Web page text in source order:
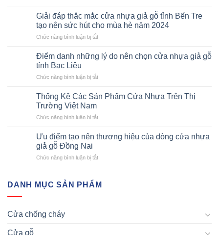
Cháy
Không
Là
Là
Chắn”
Giải đáp thắc mắc cửa nhựa giả gỗ tỉnh Bến Tre
tạo nên sức hút cho mùa hè năm 2024
Chức năng bình luận bị tắtở
đáp
thắc
cửa
giả
Bến
tạo
hút
hè
Điểm danh những lý do nên chọn cửa nhựa giả gỗ
tỉnh Bạc Liêu
Chức năng bình luận bị tắtở
danh
do
chọn
giả
Bạc
Thống Kê Các Sản Phẩm Cửa Nhựa Trên Thị
Trường Việt Nam
Chức năng bình luận bị tắtở
Kê
Phẩm
Trên
Ưu điểm tạo nên thương hiệu của dòng cửa nhựa
giả gỗ Đồng Nai
Chức năng bình luận bị tắtở
tạo
DANH MỤC SẢN PHẨM
Cửa chống cháy
Cửa gỗ